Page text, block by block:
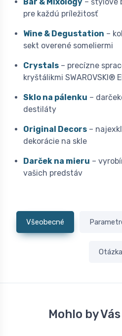
Bar & Mixology – štýlové
pre každú príležitosť
Wine & Degustation –
sekt overené someliermi
Crystals – precízne
kryštálikmi SWAROVSKI®
Sklo na pálenku –
destiláty
Original Decors –
dekorácie na skle
Darček na mieru –
vašich predstáv
Všeobecné
Otázka
Mohlo by